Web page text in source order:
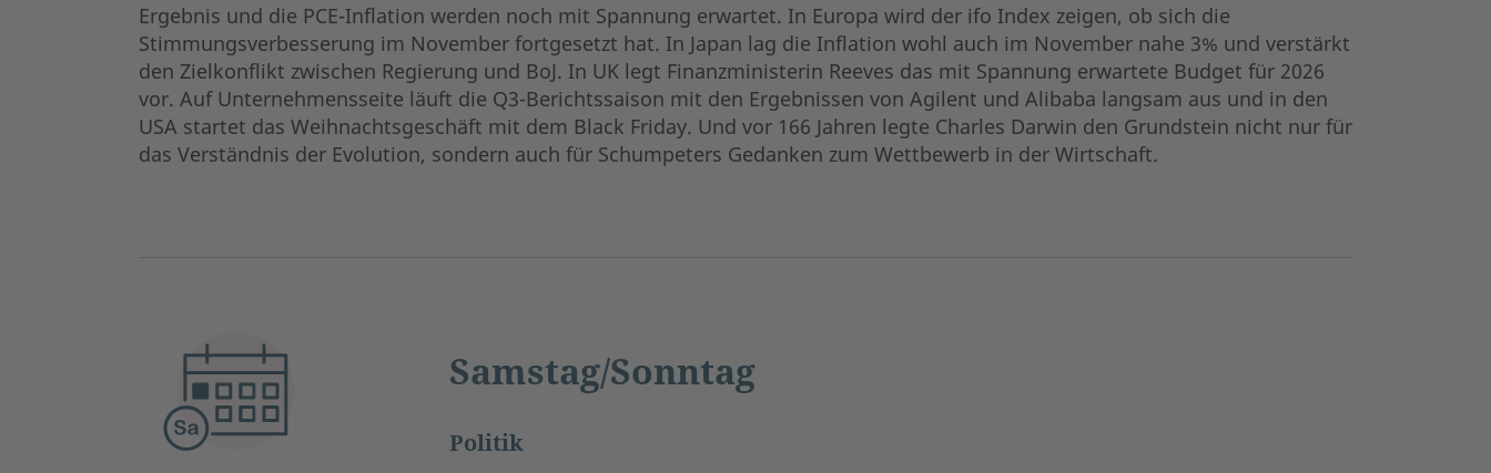
Ergebnis und die PCE-Inflation werden noch mit Spannung erwartet. In Europa wird der ifo Index zeigen, ob sich die
Stimmungsverbesserung im November fortgesetzt hat. In Japan lag die Inflation wohl auch im November nahe 3% und verstärkt
den Zielkonflikt zwischen Regierung und BoJ. In UK legt Finanzministerin Reeves das mit Spannung erwartete Budget für 2026
vor. Auf Unternehmensseite läuft die Q3-Berichtssaison mit den Ergebnissen von Agilent und Alibaba langsam aus und in den
USA startet das Weihnachtsgeschäft mit dem Black Friday. Und vor 166 Jahren legte Charles Darwin den Grundstein nicht nur für
das Verständnis der Evolution, sondern auch für Schumpeters Gedanken zum Wettbewerb in der Wirtschaft.
Samstag/Sonntag
Politik